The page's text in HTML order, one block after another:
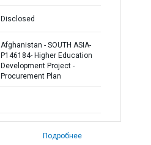
Disclosed
Afghanistan - SOUTH ASIA-
P146184- Higher Education
Development Project -
Procurement Plan
Подробнее